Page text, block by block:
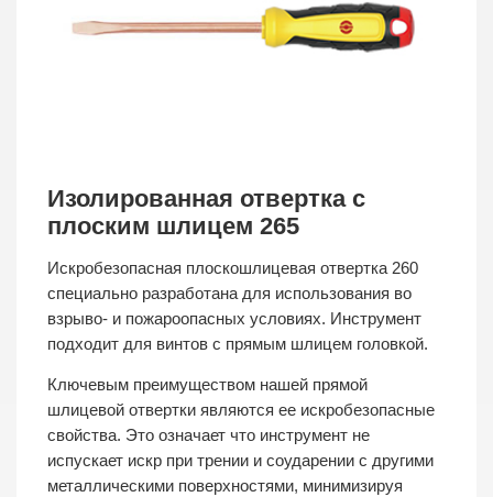
Изолированная отвертка с
плоским шлицем 265
Искробезопасная плоскошлицевая отвертка 260
специально разработана для использования во
взрыво- и пожароопасных условиях. Инструмент
подходит для винтов с прямым шлицем головкой.
Ключевым преимуществом нашей прямой
шлицевой отвертки являются ее искробезопасные
свойства. Это означает что инструмент не
испускает искр при трении и соударении с другими
металлическими поверхностями, минимизируя